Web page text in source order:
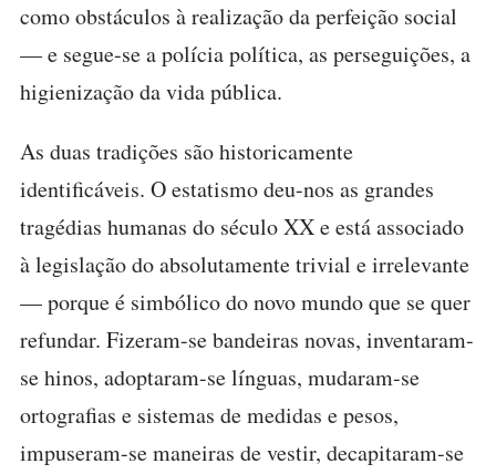
como obstáculos à realização da perfeição social
— e segue-se a polícia política, as perseguições, a
higienização da vida pública.
As duas tradições são historicamente
identificáveis. O estatismo deu-nos as grandes
tragédias humanas do século XX e está associado
à legislação do absolutamente trivial e irrelevante
— porque é simbólico do novo mundo que se quer
refundar. Fizeram-se bandeiras novas, inventaram-
se hinos, adoptaram-se línguas, mudaram-se
ortografias e sistemas de medidas e pesos,
impuseram-se maneiras de vestir, decapitaram-se